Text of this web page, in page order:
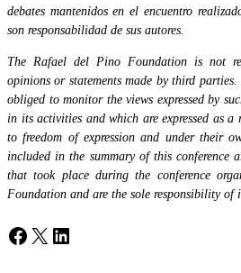
debates mantenidos en el encuentro
son responsabilidad de sus autores.
The Rafael del Pino Foundation is not
opinions or statements made by third
obliged to monitor the views expressed by
in its activities and which are expressed as
to freedom of expression and under their
included in the summary of this conference
that took place during the conference
Foundation and are the sole responsibility of
Facebook
X LinkedIn